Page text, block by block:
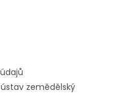
zemědělský